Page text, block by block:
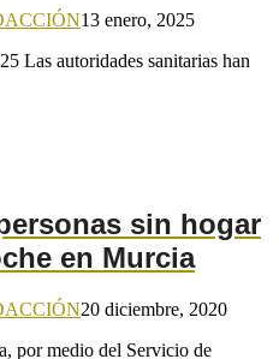
13 enero, 2025
Las autoridades sanitarias han
sin hogar
en Murcia
20 diciembre, 2020
por medio del Servicio de